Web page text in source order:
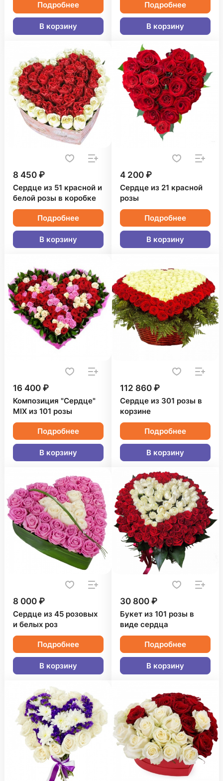
Подробнее
В корзину
Подробнее
В корзину
8 450 ₽
Сердце из 51 красной и
белой розы в коробке
Подробнее
В корзину
4 200 ₽
Сердце из 21 красной
розы
Подробнее
В корзину
16 400 ₽
Композиция "Сердце"
MIX из 101 розы
Подробнее
В корзину
112 860 ₽
Сердце из 301 розы в
корзине
Подробнее
В корзину
8 000 ₽
Сердце из 45 розовых
и белых роз
Подробнее
В корзину
30 800 ₽
Букет из 101 розы в
виде сердца
Подробнее
В корзину